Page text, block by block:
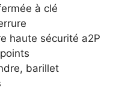
à clé
haute sécurité a2P
barillet